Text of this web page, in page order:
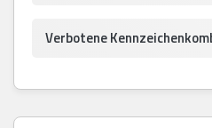
Verbotene